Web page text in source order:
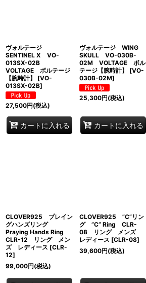
ヴォルテージ
SENTINEL X VO-
013SX-02B
VOLTAGE ボルテージ
【腕時計】
[VO-
013SX-02B]
27,500円(税込)
カートに入れる
ヴォルテージ WING
SKULL VO-030B-
02M VOLTAGE ボル
テージ【腕時計】
[VO-
030B-02M]
25,300円(税込)
カートに入れる
CLOVER925 プレイン
グハンズリング
Praying Hands Ring
CLR-12 リング メン
ズ レディース [CLR-
12]
99,000円(税込)
CLOVER925 ”C”リン
グ ”C” Ring CLR-
08 リング メンズ
レディース [CLR-08]
39,600円(税込)